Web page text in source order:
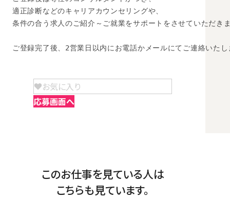
適正診断などのキャリアカウンセリングや、
条件の合う求人のご紹介～ご就業をサポートをさせていただき
ご登録完了後、2営業日以内にお電話かメールにてご連絡いたし
お気に入り
応募画面へ
このお仕事を見ている人は
こちらも見ています。